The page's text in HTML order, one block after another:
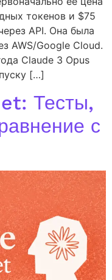
токенов и $75
API. Она была
AWS/Google Cloud.
Claude 3 Opus
[…]
Тесты,
с